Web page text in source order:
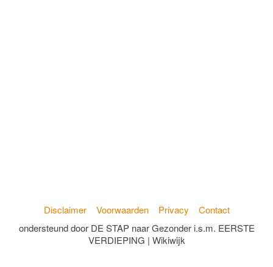
Disclaimer Voorwaarden Privacy
Contact
ondersteund door DE STAP naar Gezonder i.s.m. EERSTE
VERDIEPING | Wikiwijk